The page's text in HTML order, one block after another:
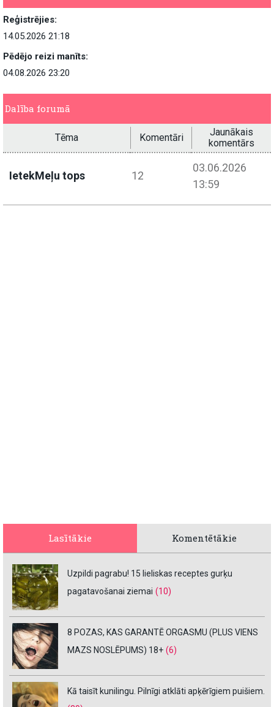
Reģistrējies:
14.05.2026 21:18
Pēdējo reizi manīts:
04.08.2026 23:20
Dalība forumā
Tēma Komentāri
Jaunākais
komentārs
IetekMeļu tops 12
03.06.2026
13:59
Lasītākie Komentētākie
Uzpildi pagrabu! 15 lieliskas receptes gurķu
pagatavošanai ziemai (10)
8 POZAS, KAS GARANTĒ ORGASMU (PLUS VIENS
MAZS NOSLĒPUMS) 18+ (6)
Kā taisīt kunilingu. Pilnīgi atklāti apķērīgiem puišiem.